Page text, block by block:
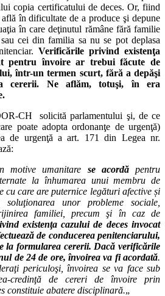
copia certificatului de deces. Or, fiind
în dificultate de a produce şi depune
în care deţinutul rămâne fără familie
cei din familia sa nu se pot deplasa
Verificările privind existenţa
pentru învoire ar trebui făcute de
într-un termen scurt, fără a depăşi
cererii. Ne aflăm, totuşi, în era
CH solicită parlamentului şi, de ce
poate adopta ordonanţe de urgenţă)
de urgenţă a art. 171 din Legea nr.
motive umanitare se acordăpentru
la înhumarea unui membru de
cu care are puternice legături afective și
unor probleme sociale,
familiei, precum şi în caz de
existenţa cazului de deces invocat
de conducerea penitenciarului,
la formularea cererii. Dacă verificările
de 24 de ore, învoirea va fi acordată.
periculoşi, învoirea se va face sub
credinţă de cereri de învoire prin
constituie abatere disciplinară.„